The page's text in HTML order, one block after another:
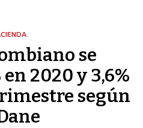
se
2020 y 3,6%
según